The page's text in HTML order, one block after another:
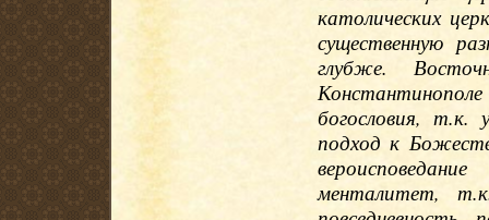
католических
существенную
глубже.
богословия, т.к.
подход к
менталитет,